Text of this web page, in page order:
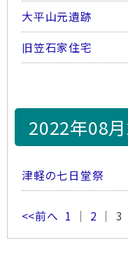
大平山元遺跡
旧笠石家住宅
2022年08
津軽の七日堂祭
<<前へ 1 ｜ 2 ｜ 3